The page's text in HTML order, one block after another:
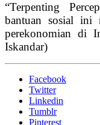
“Terpenting
bantuan sosial ini
perekonomian di
Iskandar)
Facebook
Twitter
Linkedin
Tumblr
Pinterest